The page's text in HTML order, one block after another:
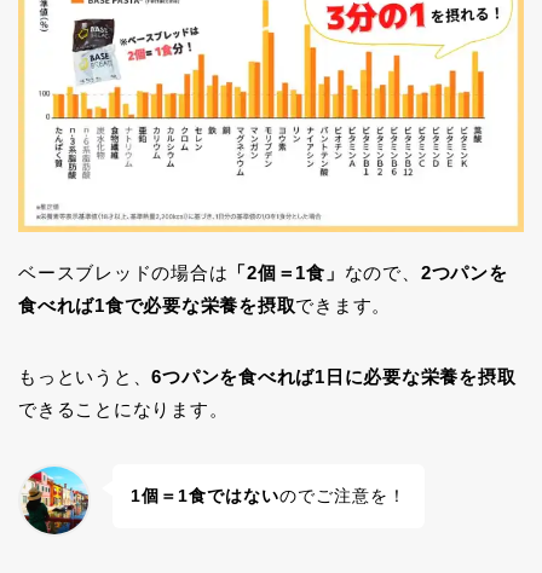
ベースブレッドの場合は 「2個＝1食」 なので、 2つパンを
食べれば1食で必要な栄養を摂取できます。
もっというと、6つパンを食べれば1日に必要な栄養を摂取
できることになります。
1個＝1食ではないのでご注意を！